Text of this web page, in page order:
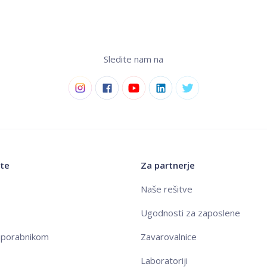
Sledite nam na
Za partnerje
Naše rešitve
Ugodnosti za zaposlene
Zavarovalnice
Laboratoriji